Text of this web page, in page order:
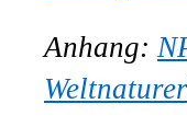
Anhang: